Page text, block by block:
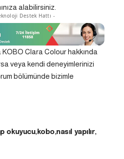
alabilirsiniz.
Destek Hattı -
Clara Colour hakkında
veya kendi deneyimlerinizi
bölümünde bizimle
okuyucu kobo nasıl yapılır